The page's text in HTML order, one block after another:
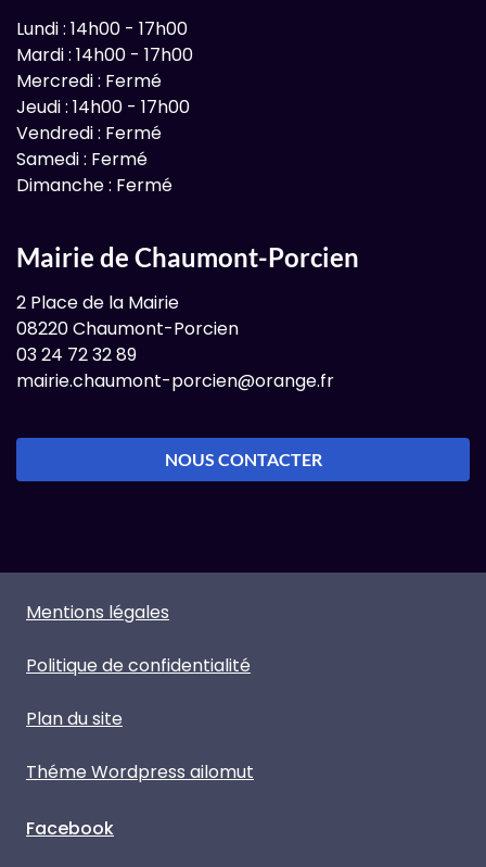
Mairie de Chaumont-Porcien
2 Place de la Mairie
08220 Chaumont-Porcien
03 24 72 32 89
mairie.chaumont-porcien@orange.fr
NOUS CONTACTER
Lundi : 14h00 - 17h00
Mardi : 14h00 - 17h00
Mercredi : Fermé
Jeudi : 14h00 - 17h00
Vendredi : Fermé
Samedi : Fermé
Dimanche : Fermé
Mentions légales
Politique de confidentialité
Plan du site
Théme Wordpress ailomut
Facebook